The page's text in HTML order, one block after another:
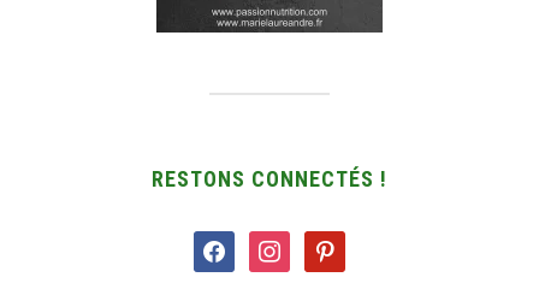
RESTONS CONNECTÉS !
facebookinstagrampinterest